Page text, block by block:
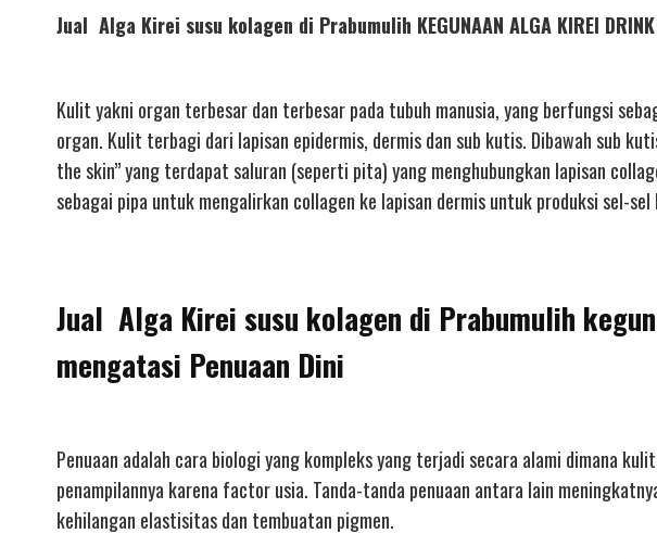
Jual Alga Kirei susu kolagen di Prabumulih KEGUNAAN ALGA KIREI DRINK
Kulit yakni organ terbesar dan terbesar pada tubuh manusia, yang berfungsi
organ. Kulit terbagi dari lapisan epidermis, dermis dan sub kutis. Dibawah sub
the skin” yang terdapat saluran (seperti pita) yang menghubungkan lapisan
sebagai pipa untuk mengalirkan collagen ke lapisan dermis untuk produksi sel-
Jual Alga Kirei susu kolagen di Prabumulih
mengatasi Penuaan Dini
Penuaan adalah cara biologi yang kompleks yang terjadi secara alami dimana
penampilannya karena factor usia. Tanda-tanda penuaan antara lain
kehilangan elastisitas dan tembuatan pigmen.